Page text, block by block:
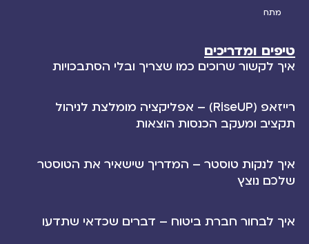
מתח
טיפים ומדריכים
איך לקשור שרוכים כמו שצריך ובלי הסתבכויות
רייזאפ (RiseUP) – אפליקציה מומלצת לניהול
תקציב ומעקב הכנסות הוצאות
איך לנקות טוסטר – המדריך שישאיר את הטוסטר
שלכם נוצץ
איך לבחור חברת ביטוח – דברים שכדאי שתדעו